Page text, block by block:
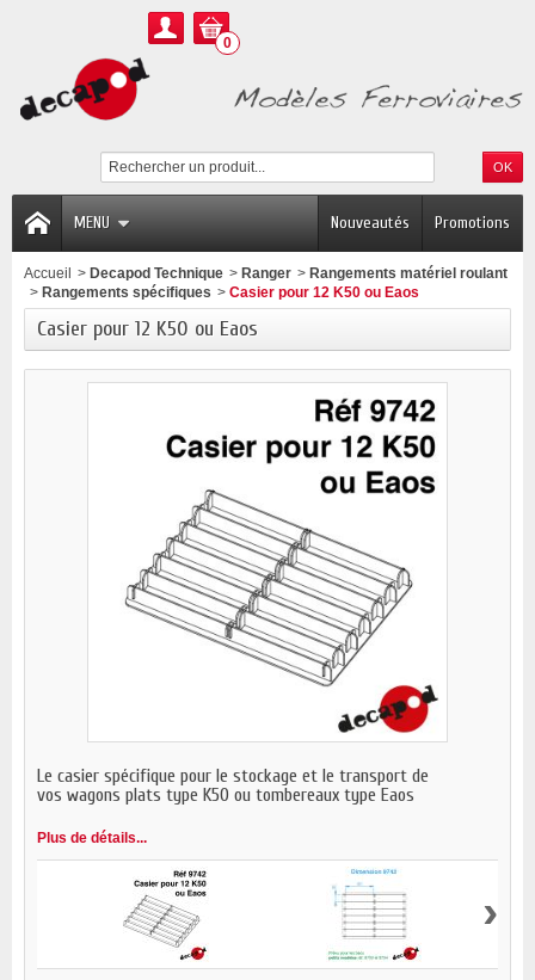
0
MENU Promotions
Nouveautés
Accueil > Decapod Technique > Ranger > Rangements matériel roulant
> Rangements spécifiques > Casier pour 12 K50 ou Eaos
Casier pour 12 K50 ou Eaos
Le casier spécifique pour le stockage et le transport de
vos wagons plats type K50 ou tombereaux type Eaos
Plus de détails...
›